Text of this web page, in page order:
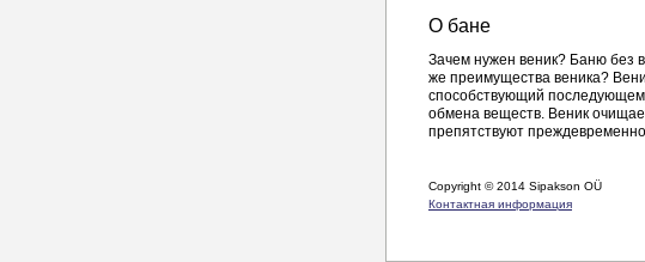
О бане
Зачем нужен веник? Баню без
же преимущества веника?
способствующий
обмена веществ. Веник
препятствуют
Copyright © 2014 Sipakson OÜ
Контактная информация